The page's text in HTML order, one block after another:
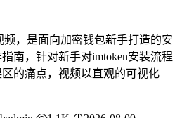
频，是面向加密钱包新手打造的安
南，针对新手对imtoken安装流程
的痛点，视频以直观的可视化